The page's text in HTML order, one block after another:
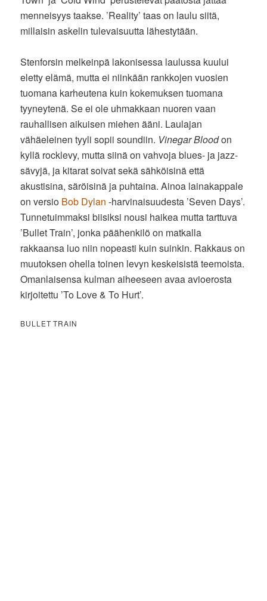
menneisyys taakse. ’Reality’ taas on laulu siitä,
millaisin askelin tulevaisuutta lähestytään.
Stenforsin melkeinpä lakonisessa laulussa kuului
eletty elämä, mutta ei niinkään rankkojen vuosien
tuomana karheutena kuin kokemuksen tuomana
tyyneytenä. Se ei ole uhmakkaan nuoren vaan
rauhallisen aikuisen miehen ääni. Laulajan
vähäeleinen tyyli sopii soundiin. Vinegar Bloodon
kyllä rocklevy, mutta siinä on vahvoja blues- ja jazz-
sävyjä, ja kitarat soivat sekä sähköisinä että
akustisina, säröisinä ja puhtaina. Ainoa lainakappale
on versio Bob Dylan -harvinaisuudesta ’Seven Days’.
Tunnetuimmaksi biisiksi nousi haikea mutta tarttuva
’Bullet Train’, jonka päähenkilö on matkalla
rakkaansa luo niin nopeasti kuin suinkin. Rakkaus on
muutoksen ohella toinen levyn keskeisistä teemoista.
Omanlaisensa kulman aiheeseen avaa avioerosta
kirjoitettu ’To Love & To Hurt’.
BULLET TRAIN